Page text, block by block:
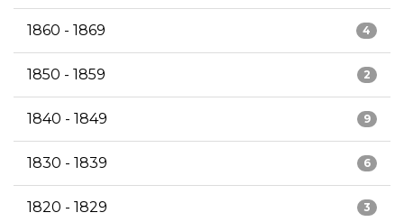
4
1860 - 1869
2
1850 - 1859
9
1840 - 1849
6
1830 - 1839
3
1820 - 1829